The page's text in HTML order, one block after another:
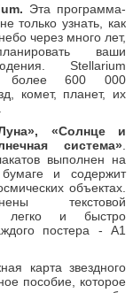
Эта программа-
только узнать, как
через много лет,
ваши
Stellarium
более 600 000
комет, планет, их
«Солнце и
система»
выполнен на
бумаге и содержит
объектах.
текстовой
легко и быстро
постера - А1
карта звездного
пособие, которое